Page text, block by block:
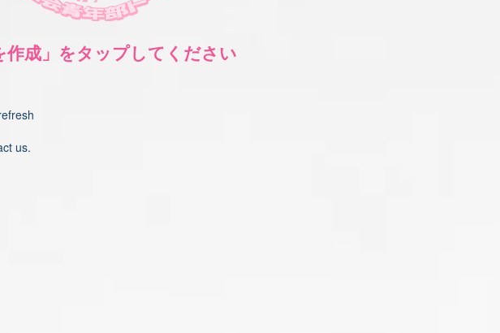
成」をタップしてください
us.